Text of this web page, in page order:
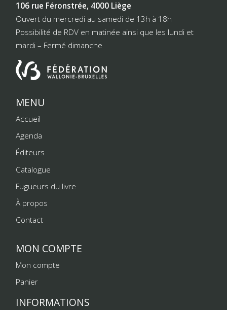
106 rue Féronstrée, 4000 Liège
Ouvert du mercredi au samedi de 13h à 18h
Possibilité de RDV en matinée ainsi que les lundi et
mardi – Fermé dimanche
MENU
Accueil
Agenda
Éditeurs
Catalogue
Fugueurs du livre
À propos
Contact
MON COMPTE
Mon compte
Panier
INFORMATIONS